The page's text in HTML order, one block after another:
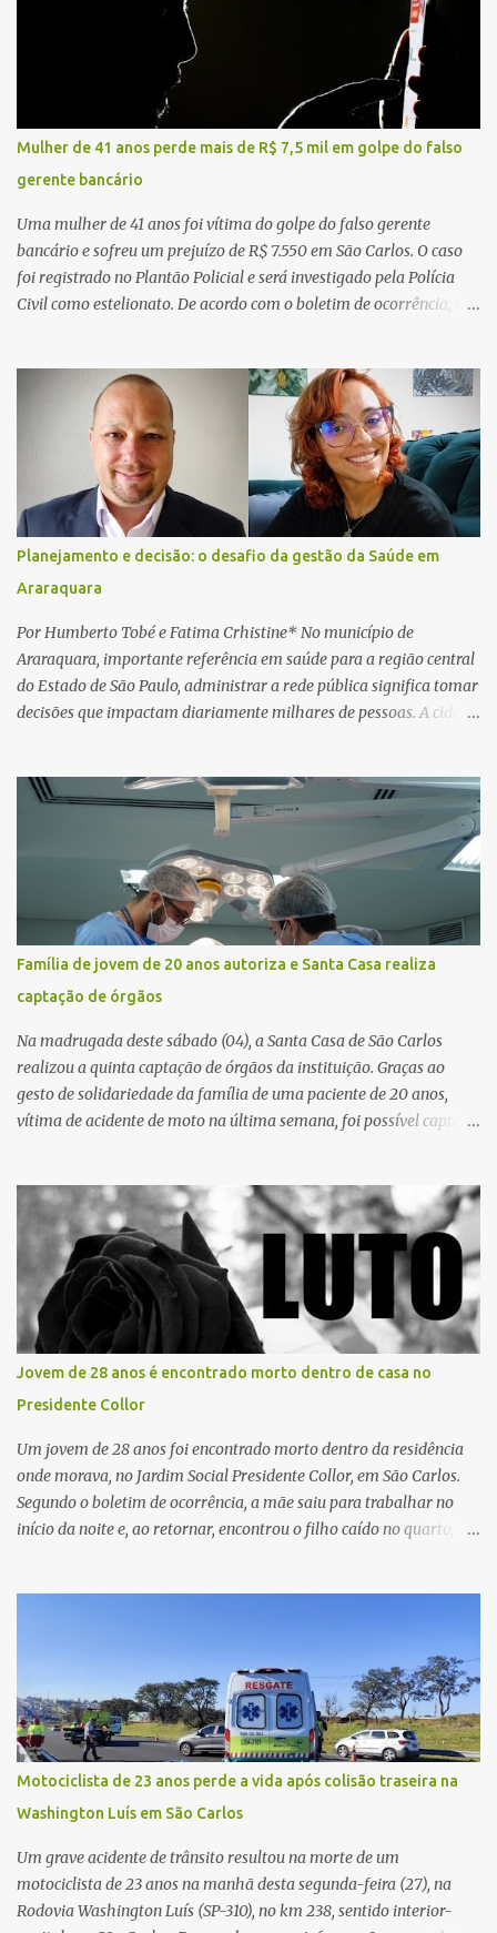
Mulher de 41 anos perde mais de R$ 7,5 mil em golpe do falso
gerente bancário
Uma mulher de 41 anos foi vítima do golpe do falso gerente
bancário e sofreu um prejuízo de R$ 7.550 em São Carlos. O caso
foi registrado no Plantão Policial e será investigado pela Polícia
Civil como estelionato. De acordo com o boletim de ocorrência, a
suspeito alegou que seria necessário atualizar o cadastro da conta
e passou a orientar a vítima sobre os procedimentos que deveriam
ser realizados. Dias depois, o golpista enviou um documento em
PDF simulando uma comunicação oficial da instituição financeira.
Na sequência, entrou em contato por telefone e encaminhou um
link, orientando a vítima a acessá-lo pelo computador para
concluir a suposta atualização cadastral. Após realizar o
procedimento, a conta bancária ficou bloqueada por algumas
horas. Sem conseguir acessar o sistema, a vítima tentou
novamente contato com o suposto gerente, mas não obteve
resposta. Na segunda-fe...
Planejamento e decisão: o desafio da gestão da Saúde em
Araraquara
Por Humberto Tobé e Fatima Crhistine* No município de
Araraquara, importante referência em saúde para a região central
do Estado de São Paulo, administrar a rede pública significa tomar
decisões que impactam diariamente milhares de pessoas. A cidade
município, mas também de diversas cidades do entorno,
ampliando significativamente a responsabilidade da gestão sobre
o Sistema Único de Saúde (SUS). Nos últimos anos, o Governo
Federal tem ampliado investimentos destinados ao fortalecimento
da atenção básica, da infraestrutura hospitalar e da
regionalização dos serviços de saúde. Entretanto, em um cenário
de demandas crescentes e recursos necessariamente limitados, a
principal missão da gestão pública não é apenas investir mais,
mas decidir melhor onde investir para produzir o maior benefício
possível à população. Essa reflexão encontra respaldo tanto na
teoria da admini...
Família de jovem de 20 anos autoriza e Santa Casa realiza
captação de órgãos
Na madrugada deste sábado (04), a Santa Casa de São Carlos
realizou a quinta captação de órgãos da instituição. Graças ao
gesto de solidariedade da família de uma paciente de 20 anos,
vítima de acidente de moto na última semana, foi possível captar o
Por se tratar de um órgão com curto tempo de preservação, a
equipe responsável pela captação do coração chegou a São Carlos
em uma aeronave da Força Aérea Brasileira (FAB), garantindo
agilidade no transporte e na realização do procedimento. Após a
retirada do órgão, a Guarda Civil Municipal (GCM), por meio da
Prefeitura de São Carlos, realizou o transporte do coração até o
aeroporto, de onde a aeronave da FAB seguiu com o órgão para
coordenada pela Comissão Intra-Hospitalar de Doação de Órgãos
e Tecidos para Transplantes (CIHDOTT) da Santa Ca...
Jovem de 28 anos é encontrado morto dentro de casa no
Presidente Collor
Um jovem de 28 anos foi encontrado morto dentro da residência
onde morava, no Jardim Social Presidente Collor, em São Carlos.
Segundo o boletim de ocorrência, a mãe saiu para trabalhar no
início da noite e, ao retornar, encontrou o filho caído no quarto,
Motociclista de 23 anos perde a vida após colisão traseira na
Washington Luís em São Carlos
Um grave acidente de trânsito resultou na morte de um
motociclista de 23 anos na manhã desta segunda-feira (27), na
Rodovia Washington Luís (SP-310), no km 238, sentido interior-